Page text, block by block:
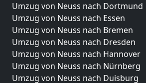
Umzug von Neuss nach Dortmund
Umzug von Neuss nach Essen
Umzug von Neuss nach Bremen
Umzug von Neuss nach Dresden
Umzug von Neuss nach Hannover
Umzug von Neuss nach Nürnberg
Umzug von Neuss nach Duisburg